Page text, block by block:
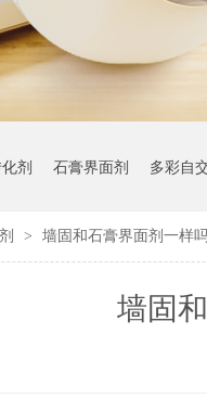
剂 石膏界面剂 多彩自
> 墙固和石膏界面剂一样
墙固